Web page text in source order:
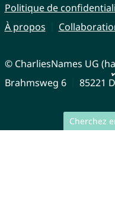
Cherchez
Politique de
À propos
© CharliesNames UG
Brahmsweg 6
85221